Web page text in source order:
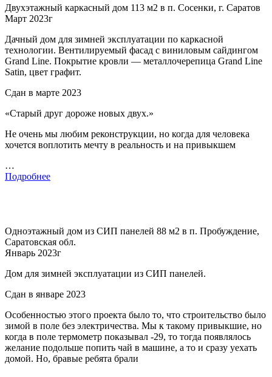
Двухэтажный каркасный дом 113 м2 в п. Сосенки, г. Саратов
Март 2023г
Дачный дом для зимней эксплуатации по каркасной
технологии. Вентилируемый фасад с виниловым сайдингом
Grand Line. Покрытие кровли — металлочерепица Grand Line
Satin, цвет графит.
Сдан в марте 2023
«Старый друг дороже новых двух.»
Не очень мы любим реконструкции, но когда для человека
хочется воплотить мечту в реальность и на привыкшем
…
Подробнее
Одноэтажный дом из СИП панелей 88 м2 в п. Пробуждение,
Саратовская обл.
Январь 2023г
Дом для зимней эксплуатации из СИП панелей.
Сдан в январе 2023
Особенностью этого проекта было то, что строительство было
зимой в поле без электричества. Мы к такому привыкшие, но
когда в поле термометр показывал -29, то тогда появлялось
желание подольше попить чай в машине, а то и сразу уехать
домой. Но, бравые ребята брали